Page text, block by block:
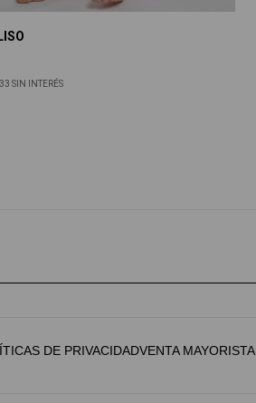
SIN INTERÉS
DE PRIVACIDADVENTA MAYORISTA